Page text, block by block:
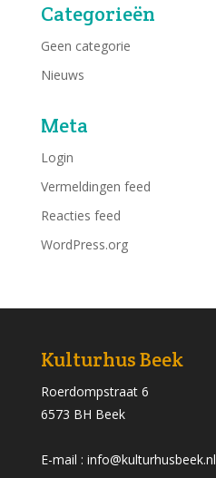
Categorieën
Geen categorie
Nieuws
Meta
Login
Vermeldingen feed
Reacties feed
WordPress.org
Kulturhus Beek
Roerdompstraat 6
6573 BH Beek
E-mail : info@kulturhusbeek.nl